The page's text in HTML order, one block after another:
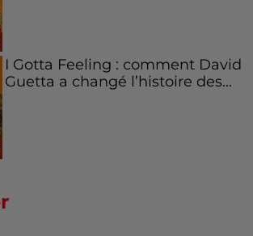
I Gotta Feeling : comment David
Guetta a changé l’histoire des...